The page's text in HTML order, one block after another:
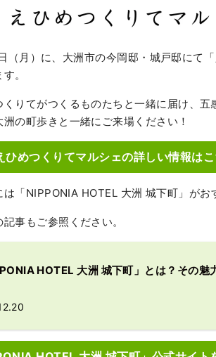
（月）に、大洲市の今岡邸・城戸邸にて
。
りてがつくるものたちと一緒に届け、五
の町歩きと一緒にご来場ください！
ひめつくりてマルシェの詳しい情報は
「NIPPONIA HOTEL 大洲 城下町」がお
事もご参照ください。
HOTEL 大洲 城下町」とは？その